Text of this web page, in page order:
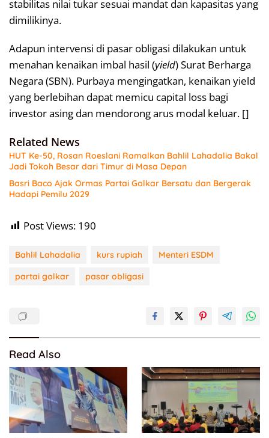
stabilitas nilai tukar sesuai mandat dan kapasitas yang
dimilikinya.
Adapun intervensi di pasar obligasi dilakukan untuk
menahan kenaikan imbal hasil (yield) Surat Berharga
Negara (SBN). Purbaya mengingatkan, kenaikan yield
yang berlebihan dapat memicu capital loss bagi
investor asing dan mendorong arus modal keluar. []
Related News
HUT Ke-50, Rosan Roeslani Ramalkan Bahlil Lahadalia Bakal
Jadi Tokoh Besar dari Timur di Masa Depan
Basri Baco Ajak Ormas Partai Golkar Bersatu dan Bergerak
Hadapi Pemilu 2029
Post Views: 190
Bahlil Lahadalia kurs rupiah
Menteri ESDM
partai golkar
pasar obligasi
Read Also